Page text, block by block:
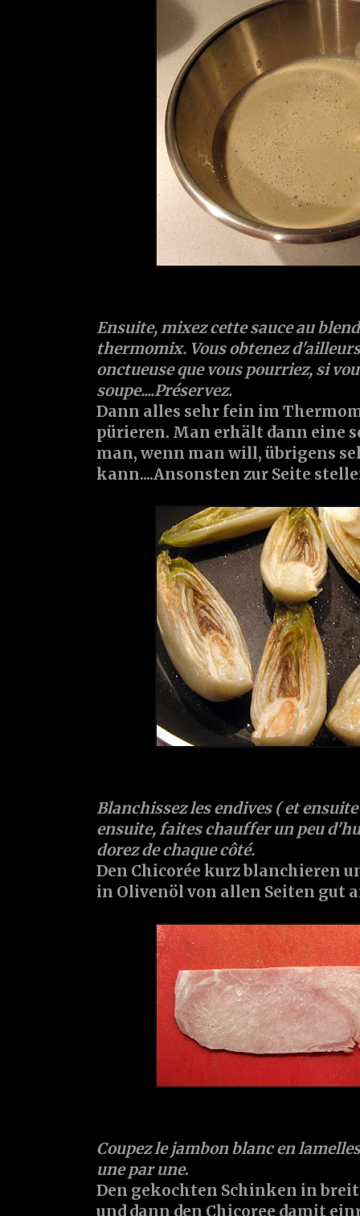
Ensuite, mixez cette sauce au
thermomix. Vous obtenez
onctueuse que vous pourriez, si
soupe....Préservez.
Dann alles sehr fein im
pürieren. Man erhält dann eine
man, wenn man will, übrigens
kann....Ansonsten zur Seite
Blanchissez les endives ( et
ensuite, faites chauffer un peu
dorez de chaque côté.
Den Chicorée kurz blanchieren
in Olivenöl von allen Seiten gut
Coupez lejambon blancen
une par une.
Den gekochten Schinken in
und dann den Chicoree damit